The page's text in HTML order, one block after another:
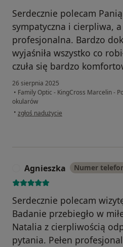
Serdecznie polecam
sympatyczna i cierpliwa,
profesjonalna. Bardzo
wyjaśniła wszystko co
czuła się bardzo
26 sierpnia 2025
• Family Optic - KingCross Marcelin -
okularów
• w opinii użytkownika Paweł
zgłoś nadużycie
Agnieszka Numer
Serdecznie polecam
Badanie przebiegło w
Natalia z cierpliwością
pytania. Pełen